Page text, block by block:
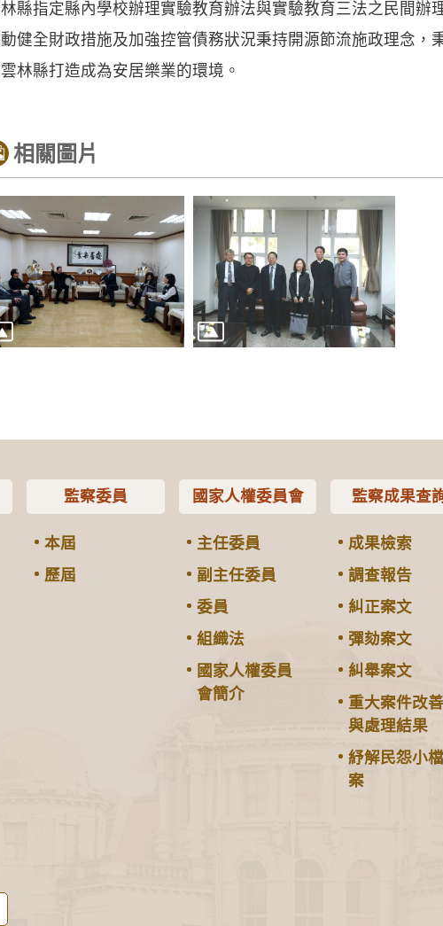
縣指定縣內學校辦理實驗教育辦法與實驗教育三法之民間
健全財政措施及加強控管債務狀況秉持開源節流施政理念，
林縣打造成為安居樂業的環境。
相關圖片
監察委員
本屆
歷屆
國家人權委員會
主任委員
副主任委員
委員
組織法
國家人權委員
會簡介
監察成果查
成果檢索
調查報告
糾正案文
彈劾案文
糾舉案文
重大案件改善
與處理結果
紓解民怨小檔
案